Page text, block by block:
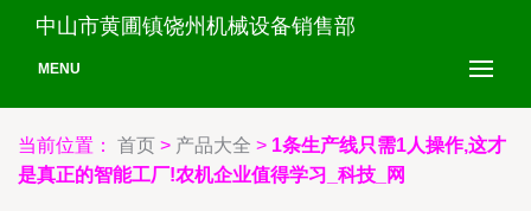
中山市黄圃镇饶州机械设备销售部
MENU
当前位置： 首页 > 产品大全 > 1条生产线只需1人操作,这才
是真正的智能工厂!农机企业值得学习_科技_网